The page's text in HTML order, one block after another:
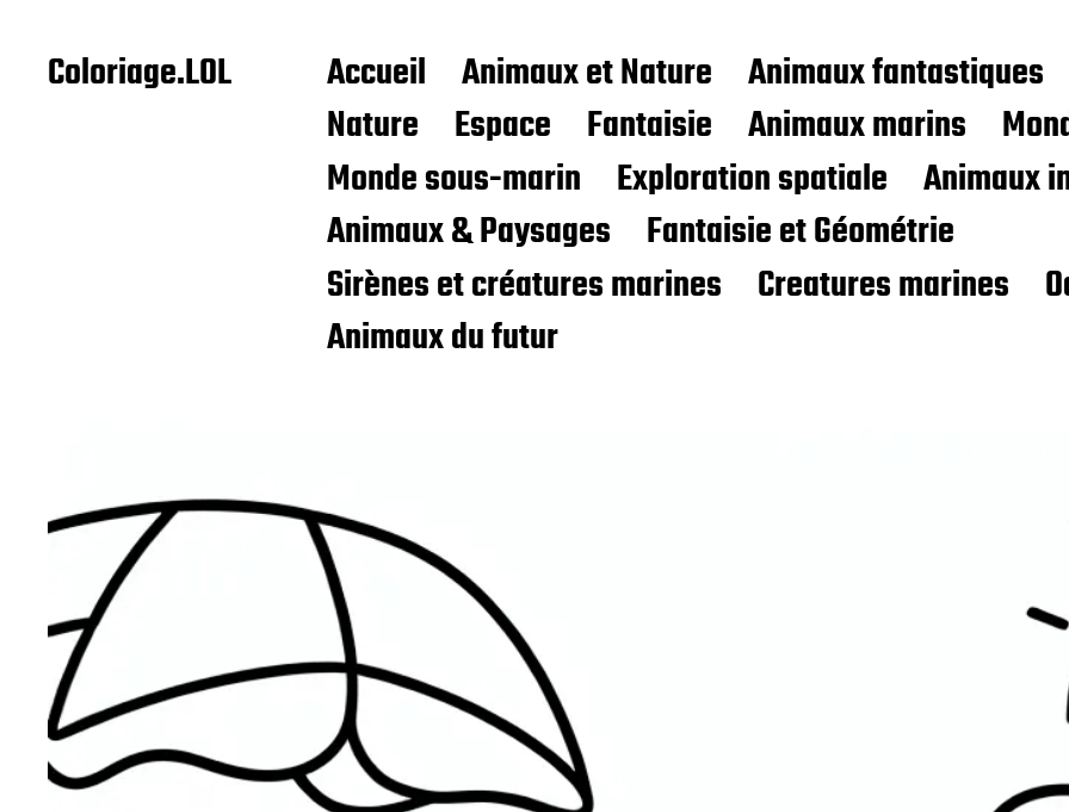
Coloriage.LOL Accueil Animaux et Nature Animaux fantastiques
Nature
Espace Fantaisie Animaux marins
Monde sous-marin
Exploration spatiale
Animaux
Animaux & Paysages
Fantaisie et Géométrie
Sirènes et créatures marines
Creatures marines
Animaux du futur